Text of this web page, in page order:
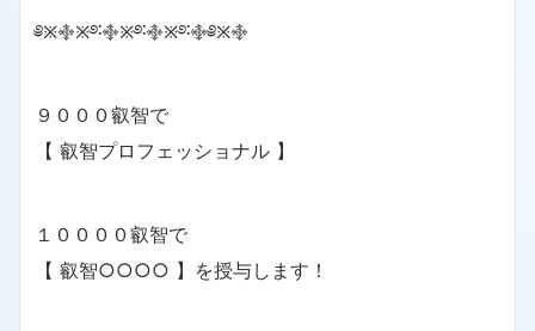
༅྿࿇྿࿔࿒࿇྿࿔࿒࿇྿࿔࿒࿇༅྿࿇
９０００叡智で
【 叡智プロフェッショナル 】
１００００叡智で
【 叡智○○○○ 】を授与します！